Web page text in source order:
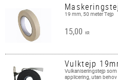
19 mm, 50 meter Tejp
15,00 KR
Vulktejp
Vulkaniseringstejp
applicering, utan behov